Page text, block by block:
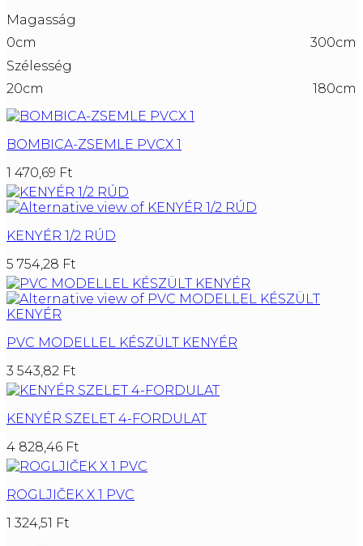
Magasság
0cm
300cm
Szélesség
20cm
180cm
BOMBICA-ZSEMLE PVCX 1
1 470,69 Ft
KENYÉR 1/2 RÚD
5 754,28 Ft
PVC MODELLEL KÉSZÜLT KENYÉR
3 543,82 Ft
KENYÉR SZELET 4-FORDULAT
4 828,46 Ft
ROGLJIČEK X 1 PVC
1 324,51 Ft